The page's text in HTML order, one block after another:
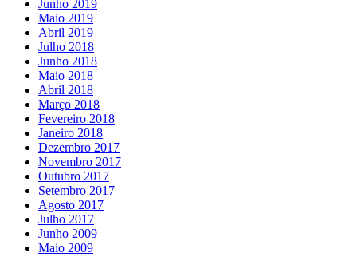
Junho 2019
Maio 2019
Abril 2019
Julho 2018
Junho 2018
Maio 2018
Abril 2018
Março 2018
Fevereiro 2018
Janeiro 2018
Dezembro 2017
Novembro 2017
Outubro 2017
Setembro 2017
Agosto 2017
Julho 2017
Junho 2009
Maio 2009